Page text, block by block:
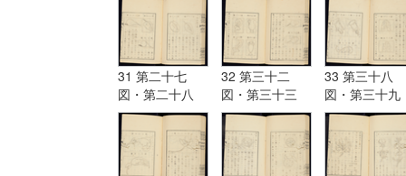
31 第二十七
図・第二十八
図・第二十九
図・第三十図・
第三十一図
32 第三十二
図・第三十三
図・第三十四
図・第三十五
図・第三十六
図・第三十七図
33 第三十八
図・第三十九
図・第四十図
第四十一図・
四十二図・